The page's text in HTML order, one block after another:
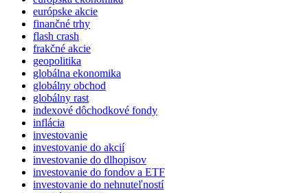
európske akcie
finančné trhy
flash crash
frakčné akcie
geopolitika
globálna ekonomika
globálny obchod
globálny rast
indexové dôchodkové fondy
inflácia
investovanie
investovanie do akcií
investovanie do dlhopisov
investovanie do fondov a ETF
investovanie do nehnuteľností